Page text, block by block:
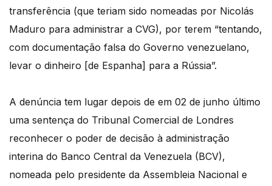
transferência (que teriam sido nomeadas por Nicolás
Maduro para administrar a CVG), por terem “tentando,
com documentação falsa do Governo venezuelano,
levar o dinheiro [de Espanha] para a Rússia”.
A denúncia tem lugar depois de em 02 de junho último
uma sentença do Tribunal Comercial de Londres
reconhecer o poder de decisão à administração
interina do Banco Central da Venezuela (BCV),
nomeada pelo presidente da Assembleia Nacional e